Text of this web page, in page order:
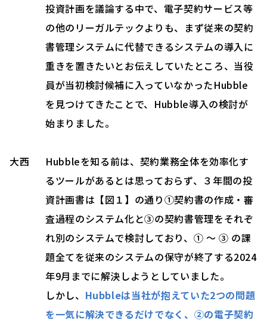
投資計画を議論する中で、電子契約サービス等
の他のリーガルテックよりも、まず従来の契約
書管理システムに代替できるシステムの導入に
重きを置きたいとお伝えしていたところ、当役
員が当初検討候補に入っていなかったHubble
を見つけてきたことで、Hubble導入の検討が
始まりました。
大西
Hubbleを知る前は、契約業務全体を効率化す
るツールがあるとは思っておらず、３年間の投
資計画書は【図１】の通り①契約書の作成・審
査過程のシステム化と③の契約書管理をそれぞ
れ別のシステムで検討しており、① ～ ③ の課
題全てを従来のシステムの保守が終了する2024
年9月までに解決しようとしていました。
しかし、 Hubbleは当社が抱えていた2つの問題
を一気に解決できるだけでなく、②の電子契約